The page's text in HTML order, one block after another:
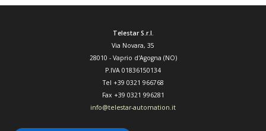
Telestar S.r.l.
Via Novara, 35
28010 - Vaprio d'Agogna (NO)
P.IVA 01836150134
Tel +39 0321 966768
Fax +39 0321 996281
info@telestar-automation.it